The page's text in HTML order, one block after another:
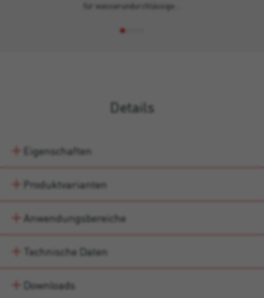
für wasserundurchlässige…
Details
Eigenschaften
Produktvarianten
Anwendungsbereiche
Technische Daten
Downloads